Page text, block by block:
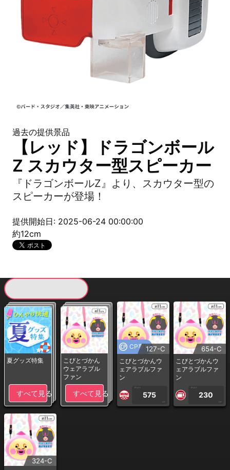
過去の提供景品
【レッド】ドラゴンボール
Z スカウター型スピーカー
『ドラゴンボールZ』より、スカウター型の
スピーカーが登場！
提供開始日: 2025-06-24 00:00:00
約12cm
夏グッズ特集
すべて見る
こびとづかん
ウェアラブル
ファン
すべて見る
CP専用127-C
こびとづかんウ
ェアラブルファ
ン
1PLAY
575
CP
654-C
こびとづかんウ
ェアラブルファ
ン
1PLAY
230
CP
324-C